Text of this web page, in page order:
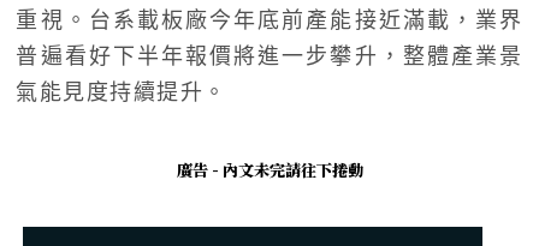
重視。台系載板廠今年底前產能接近滿載，業界
普遍看好下半年報價將進一步攀升，整體產業景
氣能見度持續提升。
廣告 - 內文未完請往下捲動